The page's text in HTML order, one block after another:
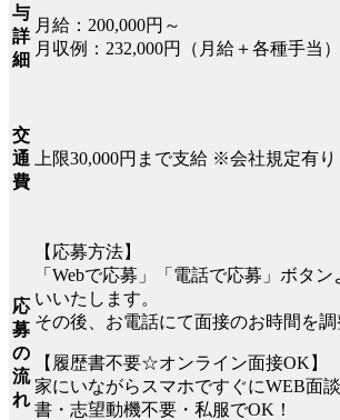
与
詳
細
月給：200,000円～
月収例：232,000円（月給＋各種手当）
交
通
費
上限30,000円まで支給 ※会社規定有り
応
募
の
流
れ
【応募方法】
「Webで応募」「電話で応募」ボタ
いいたします。
その後、お電話にて面接のお時間を調
【履歴書不要☆オンライン面接OK】
家にいながらスマホですぐにWEB面
書・志望動機不要・私服でOK！